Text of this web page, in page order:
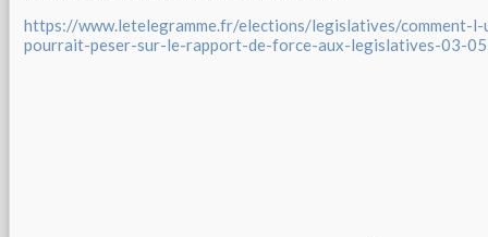
https://www.letelegramme.fr/elections/legislatives/comment-l-
pourrait-peser-sur-le-rapport-de-force-aux-legislatives-03-